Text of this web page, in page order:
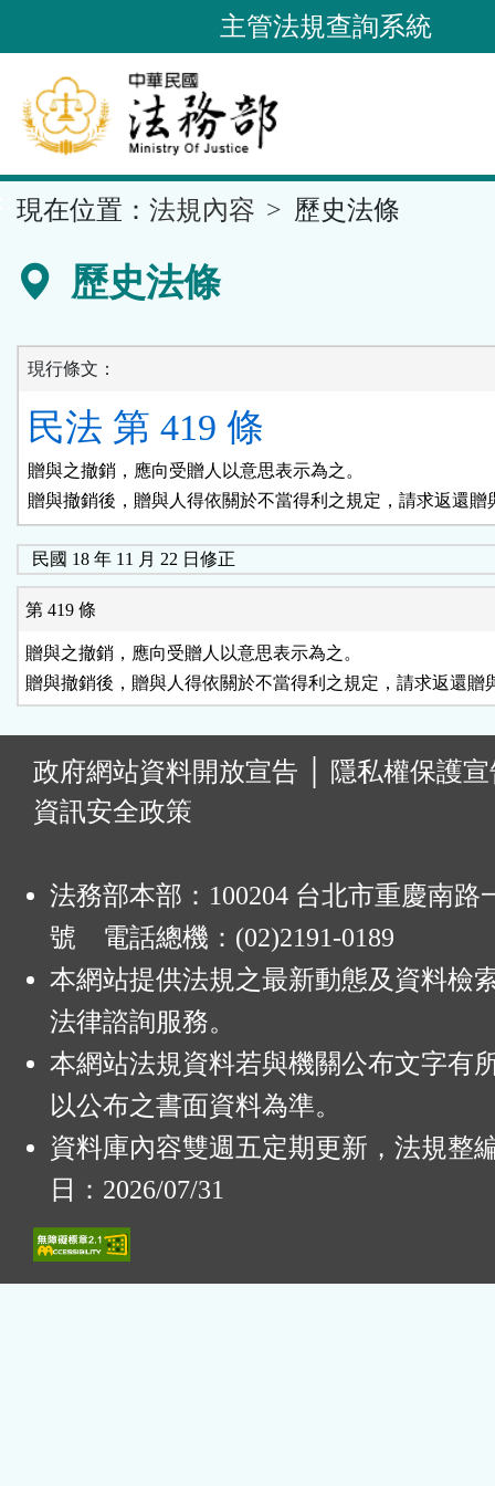
到
要
內
容
區
主管法規查詢系統
現在位置： 法規內容 歷史法條
歷史法條
現行條文：
民法 第 419 條
贈與之撤銷，應向受贈人以意思表示為之。
贈與撤銷後，贈與人得依關於不當得利之規定，請求返還贈
民國 18 年 11 月 22 日修正
第 419 條
贈與之撤銷，應向受贈人以意思表示為之。
贈與撤銷後，贈與人得依關於不當得利之規定，請求返還贈
政府網站資料開放宣告
隱私權保護
資訊安全政策
法務部本部：100204 台北市重慶南路
號 電話總機：(02)2191-0189
本網站提供法規之最新動態及資料檢
法律諮詢服務。
本網站法規資料若與機關公布文字有
以公布之書面資料為準。
資料庫內容雙週五定期更新，法規整
日：2026/07/31